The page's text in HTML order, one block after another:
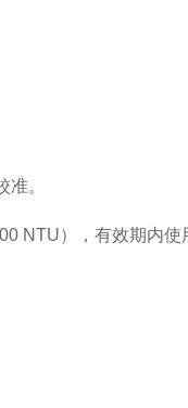
。
NTU），有效期内使